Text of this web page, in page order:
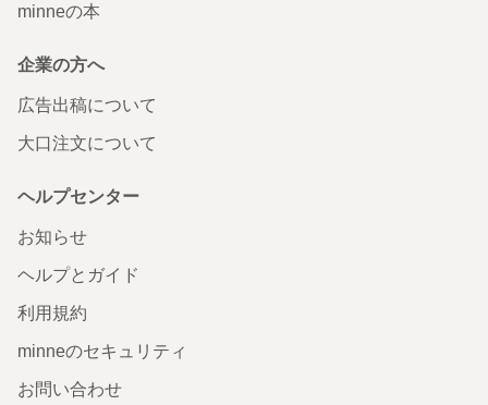
minneの本
企業の方へ
広告出稿について
大口注文について
ヘルプセンター
お知らせ
ヘルプとガイド
利用規約
minneのセキュリティ
お問い合わせ